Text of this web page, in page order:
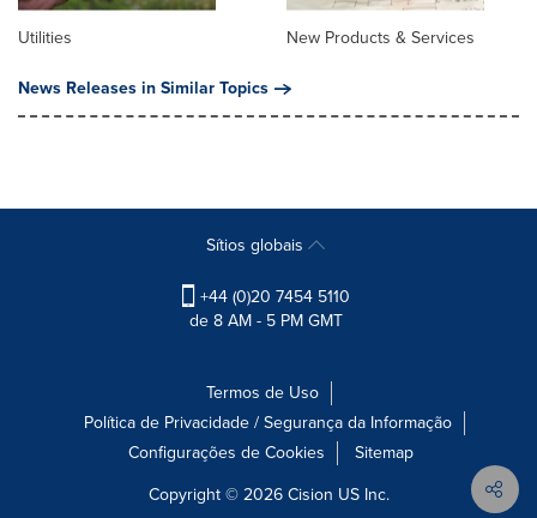
Utilities
New Products & Services
News Releases in Similar Topics
Sítios globais
+44 (0)20 7454 5110
de 8 AM - 5 PM GMT
Termos de Uso
Política de Privacidade / Segurança da Informação
Configurações de Cookies
Sitemap
Copyright © 2026Cision US Inc.